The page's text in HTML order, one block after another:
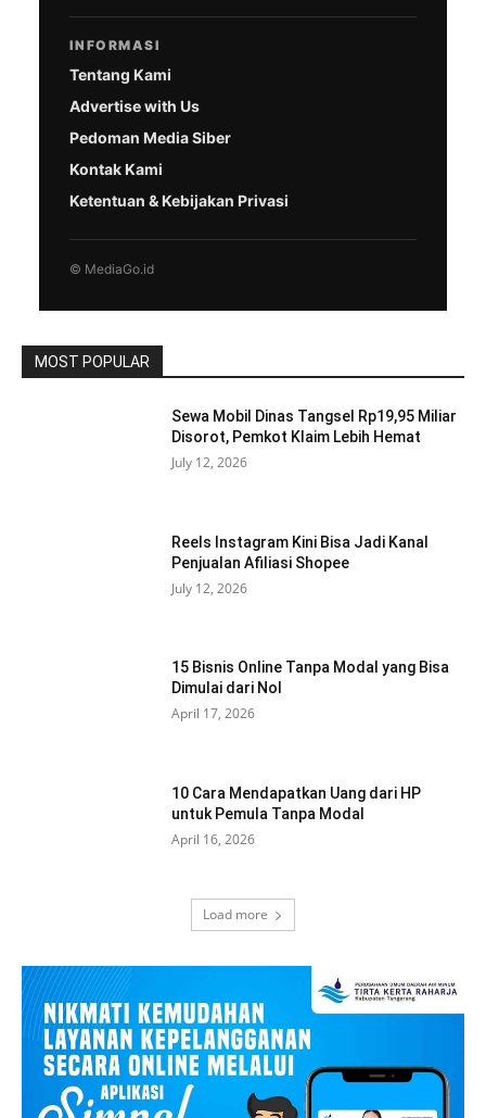
INFORMASI
Tentang Kami
Advertise with Us
Pedoman Media Siber
Kontak Kami
Ketentuan & Kebijakan Privasi
© MediaGo.id
MOST POPULAR
Sewa Mobil Dinas Tangsel Rp19,95 Miliar
Disorot, Pemkot Klaim Lebih Hemat
July 12, 2026
Reels Instagram Kini Bisa Jadi Kanal
Penjualan Afiliasi Shopee
July 12, 2026
15 Bisnis Online Tanpa Modal yang Bisa
Dimulai dari Nol
April 17, 2026
10 Cara Mendapatkan Uang dari HP
untuk Pemula Tanpa Modal
April 16, 2026
Load more